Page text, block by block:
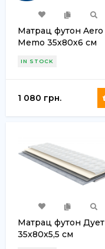
Матрац футон Aero
Memo 35х80х6 см
IN STOCK
1 080 грн.
Матрац футон Дует
35х80х5,5 см